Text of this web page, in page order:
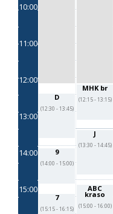
10:00
11:00
12:00
13:00
14:00
15:00
D
(12:30 - 13:45)
9
(14:00 - 15:00)
7
(15:15 - 16:15)
MHK br
(12:15 - 13:15)
J
(13:30 - 14:45)
ABC
kraso
(15:00 - 16:00)